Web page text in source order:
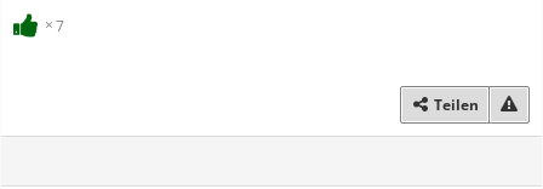
7
Teilen